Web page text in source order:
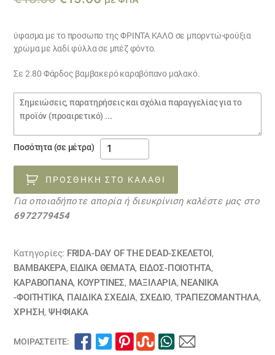
was:
€18.00.
τιμή
είναι:
€15.00.
ύφασμα με το προσωπο της ΦΡΙΝΤΑ ΚΑΛΟ σε μπορντώ-φούξια
χρώμα με λαδί φύλλα σε μπέζ φόντο.
Σε 2.80 Φάρδος βαμβακερό καραβόπανο μαλακό.
Σημειώσεις
παραγγελίας
Ποσότητα (σε μέτρα)
Ύφασμα
ΦΡΙΝΤΑ
ΚΑΛΟ
ΜΩΒ
μικρό
ποσότητα
ΠΡΟΣΘΉΚΗ ΣΤΟ ΚΑΛΆΘΙ
Για οποιαδήποτε απορία ή διευκρίνιση καλέστε μας στο
6972779454
Κατηγορίες: FRIDA-DAY OF THE DEAD-ΣΚΕΛΕΤΟΙ,
ΒΑΜΒΑΚΕΡΆ, ΕΙΔΙΚΆ ΘΈΜΑΤΑ, ΕΙΔΟΣ-ΠΟΙΟΤΗΤΑ,
ΚΑΡΑΒΌΠΑΝΑ, ΚΟΥΡΤΊΝΕΣ, ΜΑΞΙΛΆΡΙΑ, ΝΕΑΝΙΚΆ
-ΦΟΙΤΗΤΙΚΆ, ΠΑΙΔΙΚΆ ΣΧΈΔΙΑ, ΣΧΕΔΙΟ, ΤΡΑΠΕΖΟΜΆΝΤΗΛΑ,
ΧΡΗΣΗ, ΨΗΦΙΑΚΆ
ΜΟΙΡΑΣΤΕΊΤΕ: